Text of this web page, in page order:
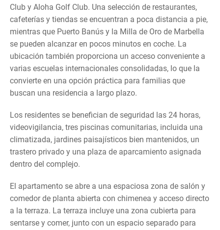
Club y Aloha Golf Club. Una selección de restaurantes,
cafeterías y tiendas se encuentran a poca distancia a pie,
mientras que Puerto Banús y la Milla de Oro de Marbella
se pueden alcanzar en pocos minutos en coche. La
ubicación también proporciona un acceso conveniente a
varias escuelas internacionales consolidadas, lo que la
convierte en una opción práctica para familias que
buscan una residencia a largo plazo.
Los residentes se benefician de seguridad las 24 horas,
videovigilancia, tres piscinas comunitarias, incluida una
climatizada, jardines paisajísticos bien mantenidos, un
trastero privado y una plaza de aparcamiento asignada
dentro del complejo.
El apartamento se abre a una espaciosa zona de salón y
comedor de planta abierta con chimenea y acceso directo
a la terraza. La terraza incluye una zona cubierta para
sentarse y comer, junto con un espacio separado para